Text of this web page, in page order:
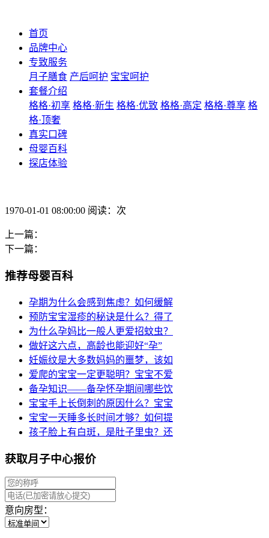
首页
品牌中心
专致服务
月子膳食 产后呵护 宝宝呵护
套餐介绍
格格·初享 格格·新生 格格·优致 格格·高定 格格·尊享 格
格·顶奢
真实口碑
母婴百科
探店体验
1970-01-01 08:00:00 阅读：次
上一篇：
下一篇：
推荐母婴百科
孕期为什么会感到焦虑？如何缓解
预防宝宝湿疹的秘诀是什么？得了
为什么孕妈比一般人更爱招蚊虫？
做好这六点，高龄也能迎好“孕”
妊娠纹是大多数妈妈的噩梦，该如
爱爬的宝宝一定更聪明？宝宝不爱
备孕知识——备孕怀孕期间哪些饮
宝宝手上长倒刺的原因什么？宝宝
宝宝一天睡多长时间才够？如何提
孩子脸上有白斑，是肚子里虫？还
获取月子中心报价
意向房型：